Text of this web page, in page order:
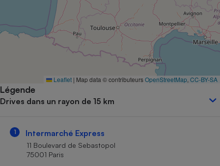
Leaflet | Map data © contributeursOpenStreetMap CC-BY-SA
Légende
Drives dans un rayon de 15 km
1 Intermarché Express
11 Boulevard de Sebastopol
75001 Paris
Complément
alimentaire
Assurance emprunteur
Petit électroménager -
Mutuelle